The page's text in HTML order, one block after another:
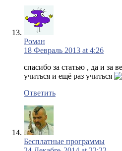
Роман
18 Февраль 2013 at 4:26
спасибо за статью , да и за
учиться и ещё раз учиться
Ответить
Бесплатные программы